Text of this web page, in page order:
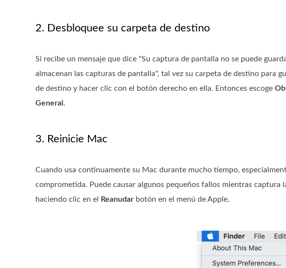
2. Desbloquee su carpeta de destino
Si recibe un mensaje que dice "Su captura de pantalla no se puede
almacenan las capturas de pantalla", tal vez su carpeta de destino para
de destino y hacer clic con el botón derecho en ella. Entonces escoge
General .
3. Reinicie Mac
Cuando usa continuamente su Mac durante mucho tiempo,
comprometida. Puede causar algunos pequeños fallos mientras
haciendo clic en el
Reanudar botón en el menú de Apple.